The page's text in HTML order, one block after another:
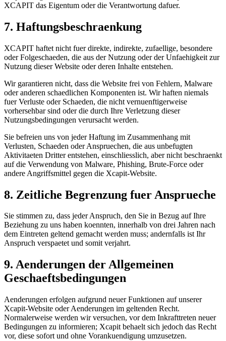
XCAPIT das Eigentum oder die Verantwortung dafuer.
7. Haftungsbeschraenkung
XCAPIT haftet nicht fuer direkte, indirekte, zufaellige, besondere
oder Folgeschaeden, die aus der Nutzung oder der Unfaehigkeit zur
Nutzung dieser Website oder deren Inhalte entstehen.
Wir garantieren nicht, dass die Website frei von Fehlern, Malware
oder anderen schaedlichen Komponenten ist. Wir haften niemals
fuer Verluste oder Schaeden, die nicht vernuenftigerweise
vorhersehbar sind oder die durch Ihre Verletzung dieser
Nutzungsbedingungen verursacht werden.
Sie befreien uns von jeder Haftung im Zusammenhang mit
Verlusten, Schaeden oder Anspruechen, die aus unbefugten
Aktivitaeten Dritter entstehen, einschliesslich, aber nicht beschraenkt
auf die Verwendung von Malware, Phishing, Brute-Force oder
andere Angriffsmittel gegen die Xcapit-Website.
8. Zeitliche Begrenzung fuer Ansprueche
Sie stimmen zu, dass jeder Anspruch, den Sie in Bezug auf Ihre
Beziehung zu uns haben koennten, innerhalb von drei Jahren nach
dem Eintreten geltend gemacht werden muss; andernfalls ist Ihr
Anspruch verspaetet und somit verjahrt.
9. Aenderungen der Allgemeinen
Geschaeftsbedingungen
Aenderungen erfolgen aufgrund neuer Funktionen auf unserer
Xcapit-Website oder Aenderungen im geltenden Recht.
Normalerweise werden wir versuchen, vor dem Inkrafttreten neuer
Bedingungen zu informieren; Xcapit behaelt sich jedoch das Recht
vor, diese sofort und ohne Vorankuendigung umzusetzen.